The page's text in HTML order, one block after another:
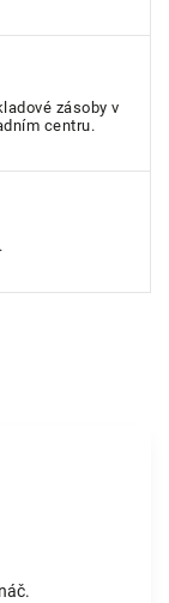
zásoby v
centru.